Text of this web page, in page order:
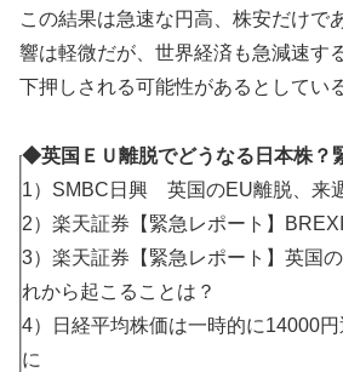
この結果は急速な円高、株安だけで
響は軽微だが、世界経済も急減速す
下押しされる可能性があるとしている
◆英国ＥＵ離脱でどうなる日本株？
1）SMBC日興 英国のEU離脱、来
2）楽天証券【緊急レポート】
3）楽天証券【緊急レポート】英国
れから起こることは？
4）日経平均株価は一時的に14000
に